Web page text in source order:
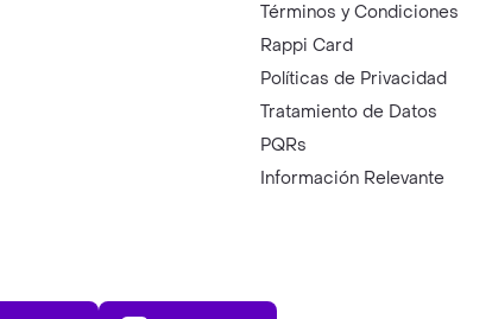
Términos y Condiciones
Rappi Card
Políticas de Privacidad
Tratamiento de Datos
PQRs
Información Relevante
Play Store AppGallery